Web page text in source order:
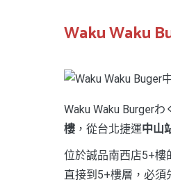
Waku Waku
Waku Waku Burger
樓 ，從台北捷運中山
位於誠品南西店5+樓
直接到5+樓層，必須